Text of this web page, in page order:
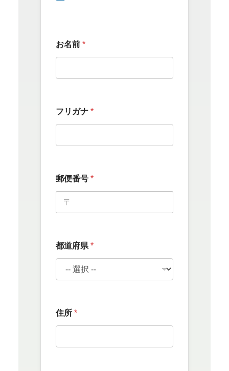
お名前 *
フリガナ *
郵便番号 *
都道府県 *
住所 *